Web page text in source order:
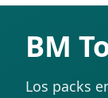
BM
Los packs